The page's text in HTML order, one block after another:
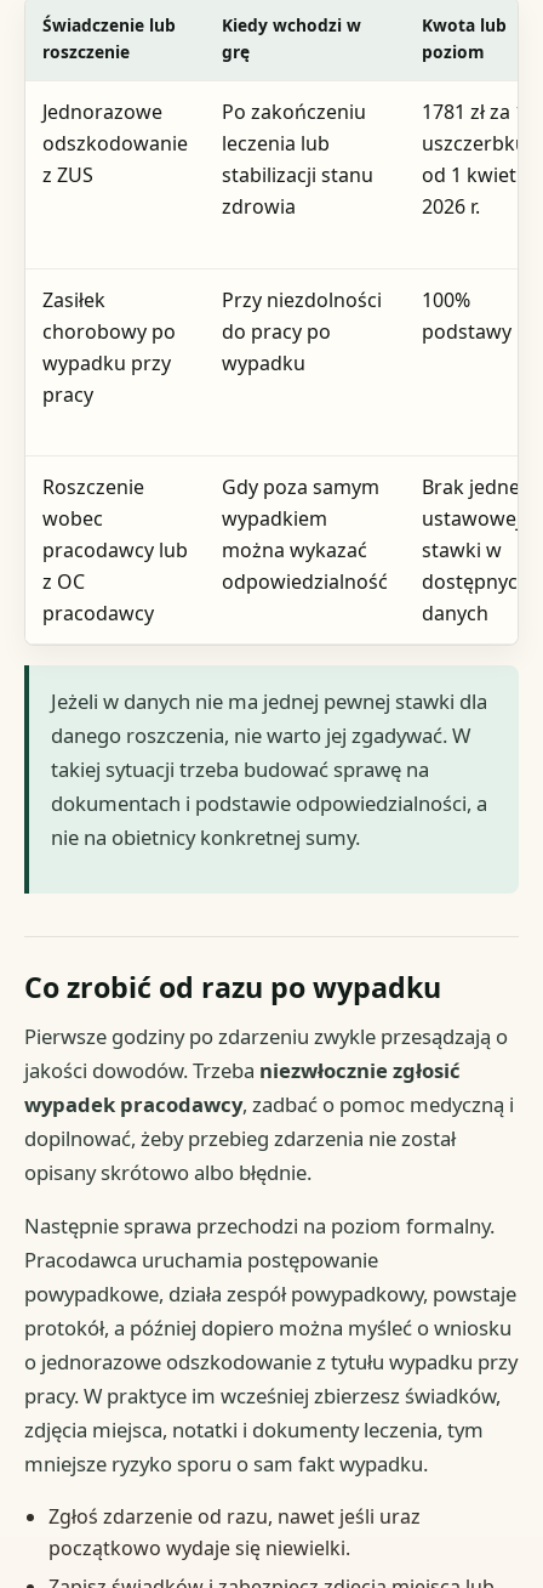
Świadczenie lub
roszczenie
Kiedy wchodzi w
grę
Kwota lub
poziom
Jednorazowe
odszkodowanie
z ZUS
Po zakończeniu
leczenia lub
stabilizacji stanu
zdrowia
1781 zł za 1%
uszczerbku
od 1
2026 r.
Zasiłek
chorobowy po
wypadku przy
pracy
Przy niezdolności
do pracy po
wypadku
100%
podstawy
Roszczenie
wobec
pracodawcy lub
z OC
pracodawcy
Gdy poza samym
wypadkiem
można wykazać
odpowiedzialność
Brak jednej
ustawowej
stawki w
dostępnych
danych
Jeżeli w danych nie ma jednej pewnej stawki dla
danego roszczenia, nie warto jej zgadywać. W
takiej sytuacji trzeba budować sprawę na
dokumentach i podstawie odpowiedzialności, a
nie na obietnicy konkretnej sumy.
Co zrobić od razu po wypadku
Pierwsze godziny po zdarzeniu zwykle przesądzają o
jakości dowodów. Trzeba niezwłocznie zgłosić
wypadek pracodawcy, zadbać o pomoc medyczną i
dopilnować, żeby przebieg zdarzenia nie został
opisany skrótowo albo błędnie.
Następnie sprawa przechodzi na poziom formalny.
Pracodawca uruchamia postępowanie
powypadkowe, działa zespół powypadkowy, powstaje
protokół, a później dopiero można myśleć o wniosku
o jednorazowe odszkodowanie z tytułu wypadku przy
pracy. W praktyce im wcześniej zbierzesz świadków,
zdjęcia miejsca, notatki i dokumenty leczenia, tym
mniejsze ryzyko sporu o sam fakt wypadku.
Zgłoś zdarzenie od razu, nawet jeśli uraz
początkowo wydaje się niewielki.